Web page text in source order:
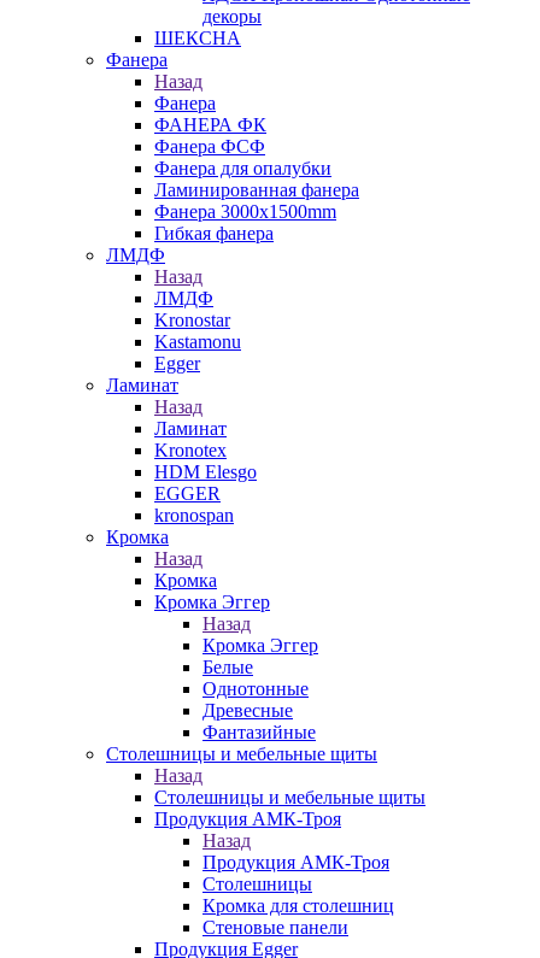
декоры
ШЕКСНА
Фанера
Назад
Фанера
ФАНЕРА ФК
Фанера ФСФ
Фанера для опалубки
Ламинированная фанера
Фанера 3000х1500mm
Гибкая фанера
ЛМДФ
Назад
ЛМДФ
Kronostar
Kastamonu
Egger
Ламинат
Назад
Ламинат
Kronotex
HDM Elesgo
EGGER
kronospan
Кромка
Назад
Кромка
Кромка Эггер
Назад
Кромка Эггер
Белые
Однотонные
Древесные
Фантазийные
Столешницы и мебельные щиты
Назад
Столешницы и мебельные щиты
Продукция АМК-Троя
Назад
Продукция АМК-Троя
Столешницы
Кромка для столешниц
Стеновые панели
Продукция Egger